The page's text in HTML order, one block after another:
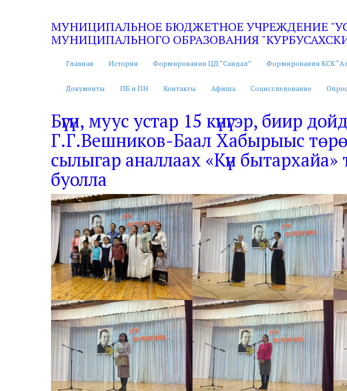
МУНИЦИПАЛЬНОЕ БЮДЖЕТНОЕ УЧРЕЖДЕНИЕ
МУНИЦИПАЛЬНОГО ОБРАЗОВАНИЯ
Главная История Формирования ЦД “Сандал” Формирования КСК
Документы ПБ и ПН Контакты Афиша Социсследование Опрос
Бүгүн, муус устар 15 күнүгэр, биир
Г.Г.Вешников-Баал Хабырыыс
сылыгар аналлаах «Күн бытархайа»
буолла